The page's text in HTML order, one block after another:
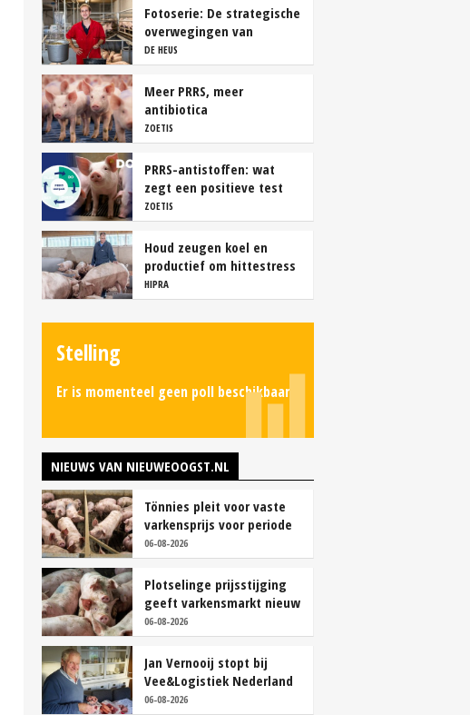
Fotoserie: De strategische
overwegingen van
varkensbedrijf Gerrits
DE HEUS
Meer PRRS, meer
antibiotica
ZOETIS
PRRS-antistoffen: wat
zegt een positieve test
echt?
ZOETIS
Houd zeugen koel en
productief om hittestress
te voorkomen
HIPRA
Stelling
Er is momenteel geen poll beschikbaar.
NIEUWS VAN NIEUWEOOGST.NL
Tönnies pleit voor vaste
varkensprijs voor periode
van zes maanden
06-08-2026
Plotselinge prijsstijging
geeft varkensmarkt nieuw
perspectief
06-08-2026
Jan Vernooij stopt bij
Vee&Logistiek Nederland
06-08-2026